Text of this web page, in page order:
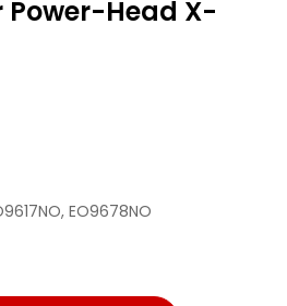
Power-Head X-
EO9678NO